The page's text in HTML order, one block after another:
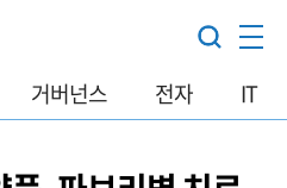
거버넌스 전자 IT